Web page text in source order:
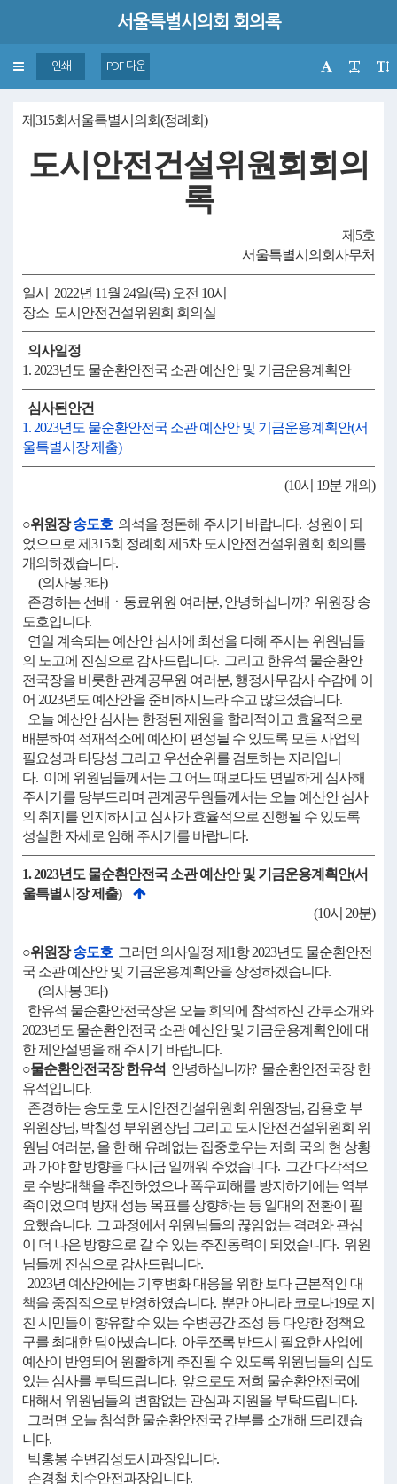
서울특별시의회 회의록
Toggle
navigation
인쇄 PDF 다운
제315회서울특별시의회(정례회)
도시안전건설위원회회의
록
제5호
서울특별시의회사무처
일시 2022년 11월 24일(목) 오전 10시
장소 도시안전건설위원회 회의실
의사일정
1. 2023년도 물순환안전국 소관 예산안 및 기금운용계획안
심사된안건
1. 2023년도 물순환안전국 소관 예산안 및 기금운용계획안(서
울특별시장 제출)
(10시 19분 개의)
○위원장송도호 의석을 정돈해 주시기 바랍니다. 성원이 되
었으므로 제315회 정례회 제5차 도시안전건설위원회 회의를
개의하겠습니다.
(의사봉 3타)
존경하는 선배ㆍ동료위원 여러분, 안녕하십니까? 위원장 송
도호입니다.
연일 계속되는 예산안 심사에 최선을 다해 주시는 위원님들
의 노고에 진심으로 감사드립니다. 그리고 한유석 물순환안
전국장을 비롯한 관계공무원 여러분, 행정사무감사 수감에 이
어 2023년도 예산안을 준비하시느라 수고 많으셨습니다.
오늘 예산안 심사는 한정된 재원을 합리적이고 효율적으로
배분하여 적재적소에 예산이 편성될 수 있도록 모든 사업의
필요성과 타당성 그리고 우선순위를 검토하는 자리입니
다. 이에 위원님들께서는 그 어느 때보다도 면밀하게 심사해
주시기를 당부드리며 관계공무원들께서는 오늘 예산안 심사
의 취지를 인지하시고 심사가 효율적으로 진행될 수 있도록
성실한 자세로 임해 주시기를 바랍니다.
1. 2023년도 물순환안전국 소관 예산안 및 기금운용계획안(서
울특별시장 제출)
(10시 20분)
○위원장송도호 그러면 의사일정 제1항 2023년도 물순환안전
국 소관 예산안 및 기금운용계획안을 상정하겠습니다.
(의사봉 3타)
한유석 물순환안전국장은 오늘 회의에 참석하신 간부소개와
2023년도 물순환안전국 소관 예산안 및 기금운용계획안에 대
한 제안설명을 해 주시기 바랍니다.
○물순환안전국장 한유석 안녕하십니까? 물순환안전국장 한
유석입니다.
존경하는 송도호 도시안전건설위원회 위원장님, 김용호 부
위원장님, 박칠성 부위원장님 그리고 도시안전건설위원회 위
원님 여러분, 올 한 해 유례없는 집중호우는 저희 국의 현 상황
과 가야 할 방향을 다시금 일깨워 주었습니다. 그간 다각적으
로 수방대책을 추진하였으나 폭우피해를 방지하기에는 역부
족이었으며 방재 성능 목표를 상향하는 등 일대의 전환이 필
요했습니다. 그 과정에서 위원님들의 끊임없는 격려와 관심
이 더 나은 방향으로 갈 수 있는 추진동력이 되었습니다. 위원
님들께 진심으로 감사드립니다.
2023년 예산안에는 기후변화 대응을 위한 보다 근본적인 대
책을 중점적으로 반영하였습니다. 뿐만 아니라 코로나19로 지
친 시민들이 향유할 수 있는 수변공간 조성 등 다양한 정책요
구를 최대한 담아냈습니다. 아무쪼록 반드시 필요한 사업에
예산이 반영되어 원활하게 추진될 수 있도록 위원님들의 심도
있는 심사를 부탁드립니다. 앞으로도 저희 물순환안전국에
대해서 위원님들의 변함없는 관심과 지원을 부탁드립니다.
그러면 오늘 참석한 물순환안전국 간부를 소개해 드리겠습
니다.
박홍봉 수변감성도시과장입니다.
손경철 치수안전과장입니다.